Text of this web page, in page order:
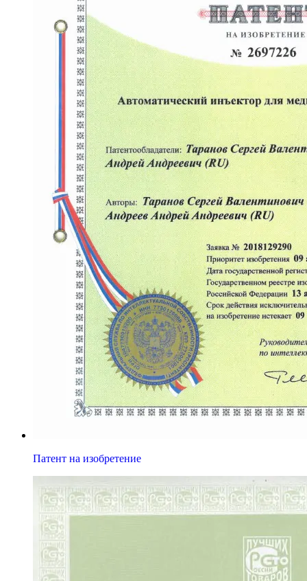
Патент на изобретение